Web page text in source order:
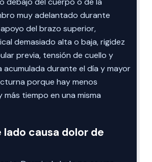
muy adelantado durante
del brazo superior,
demasiado alta o baja, rigidez
previa, tensión de cuello y
acumulada durante el día y mayor
porque hay menos
tiempo en una misma
lado causa dolor de